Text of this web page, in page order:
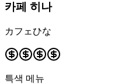
카페 히나
カフェひな
특색 메뉴